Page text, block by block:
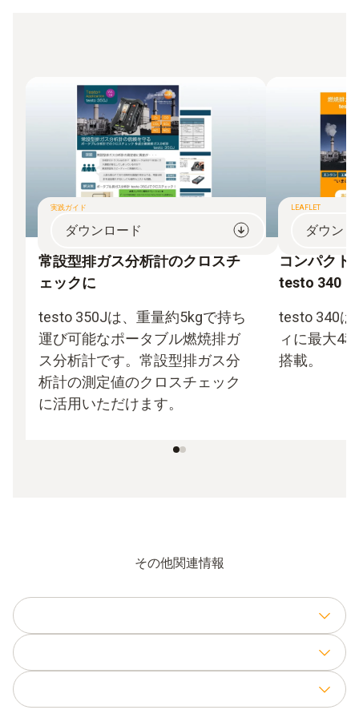
実践ガイド
ダウンロード
常設型排ガス分析計のクロスチ
ェックに
testo 350Jは、重量約5kgで持ち
運び可能なポータブル燃焼排ガ
ス分析計です。常設型排ガス分
析計の測定値のクロスチェック
に活用いただけます。
LEAFLET
ダウン
コンパクト
testo 340
testo 340は
ィに最大4
搭載。
その他関連情報